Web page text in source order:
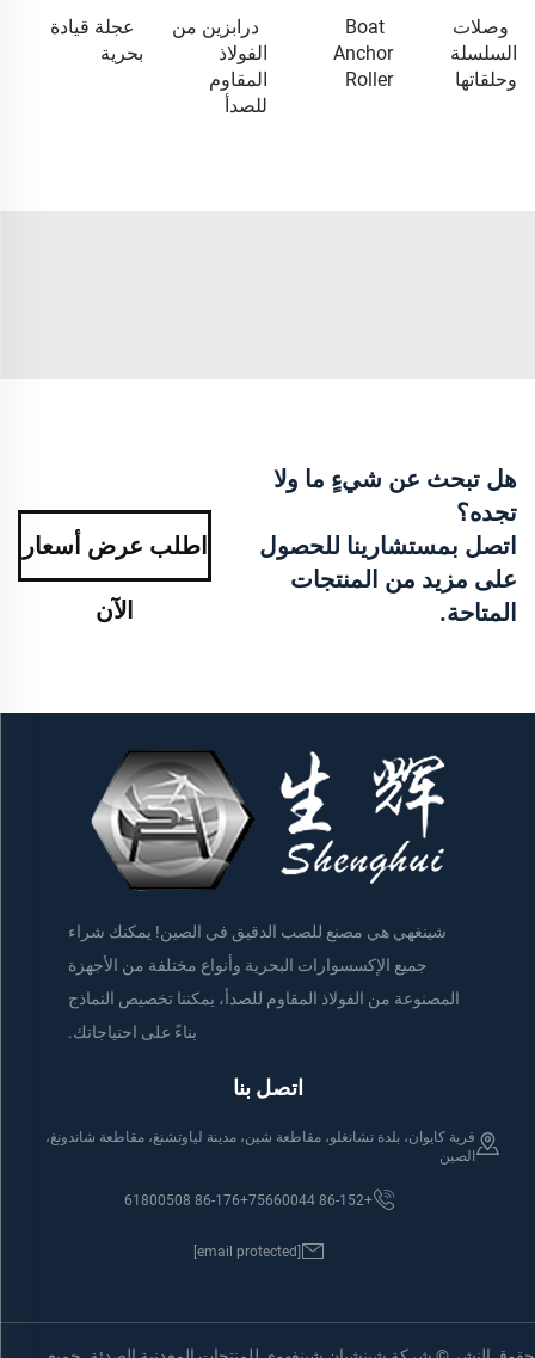
وصلات
السلسلة
وحلقاتها
Boat
Anchor
Roller
درابزين من
الفولاذ
المقاوم
للصدأ
عجلة قيادة
بحرية
هل تبحث عن شيءٍ ما ولا
تجده؟
اتصل بمستشارينا للحصول
على مزيد من المنتجات
المتاحة.
اطلب عرض أسعار
الآن
شينغهي هي مصنع للصب الدقيق في الصين! يمكنك شراء
جميع الإكسسوارات البحرية وأنواع مختلفة من الأجهزة
المصنوعة من الفولاذ المقاوم للصدأ، يمكننا تخصيص النماذج
بناءً على احتياجاتك.
اتصل بنا
قرية كايوان، بلدة تشانغلو، مقاطعة شين، مدينة لياوتشنغ، مقاطعة شاندونغ،
الصين
+86-152 75660044
+86-176 61800508